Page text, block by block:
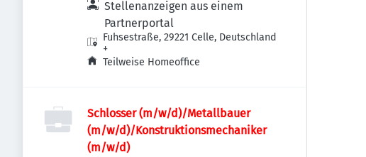
Stellenanzeigen aus einem
Partnerportal
Fuhsestraße, 29221 Celle, Deutschland
+
Teilweise Homeoffice
Schlosser (m/w/d)/Metallbauer
(m/w/d)/Konstruktionsmechaniker
(m/w/d)